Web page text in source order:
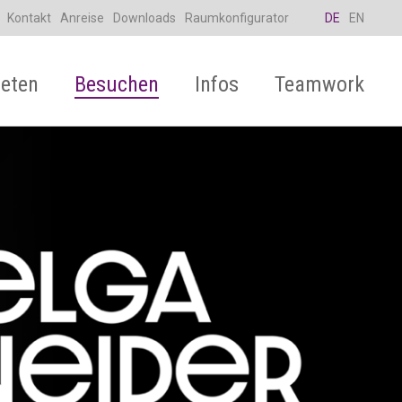
DE EN
Kontakt Anreise Downloads Raumkonfigurator
Besuchen Infos Teamwork